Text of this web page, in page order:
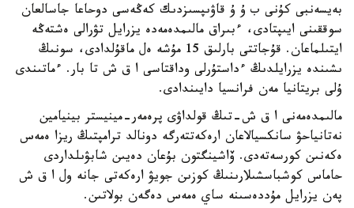
بەيسەنبى كۇنى ب ۇ ۇ قاۋىپسىزدىك كەڭەسى دوحاعا جاسالعان
سوققىنى ايىپتادى، ءبىراق مالىمدەمەدە يزرايل تۋرالى ەشتەڭە
ايتىلماعان. قۇجاتتى بارلىق 15 مۇشە ەل ماقۇلدادى، سونىڭ
ىشىندە يزرايلدىڭ ءداستۇرلى وداقتاسى ا ق ش تا بار. ءماتىندى
ۇلى بريتانيا مەن فرانسيا دايىندادى.
مالىمدەمەنى ا ق ش-تىڭ قولداۋى پرەمەر-مينيستر بينيامين
نەتانياحۋ سانكسيالاعان ارەكەتتەرگە دونالد ترامپتىڭ ريزا ەمەس
ەكەنىن كورسەتەدى. ۆاشينگتون بۇعان دەيىن شابۋىلداردى
حاماس كوشباسشىلارىنىڭ كوزىن جويۋ ارەكەتى جانە ول ا ق ش
پەن يزرايل مۇددەسىنە ساي ەمەس دەگەن بولاتىن.